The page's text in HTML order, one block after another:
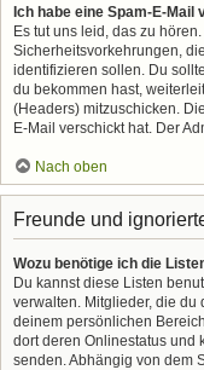
Ich habe eine Spam-E-
Es tut uns leid, das zu
Sicherheitsvorkehrungen,
identifizieren sollen. Du
du bekommen hast,
(Headers) mitzuschicken.
E-Mail verschickt hat. Der
Nach oben
Freunde und
Wozu benötige ich die
Du kannst diese Listen
verwalten. Mitglieder, die du
deinem persönlichen
dort deren Onlinestatus und
senden. Abhängig von dem